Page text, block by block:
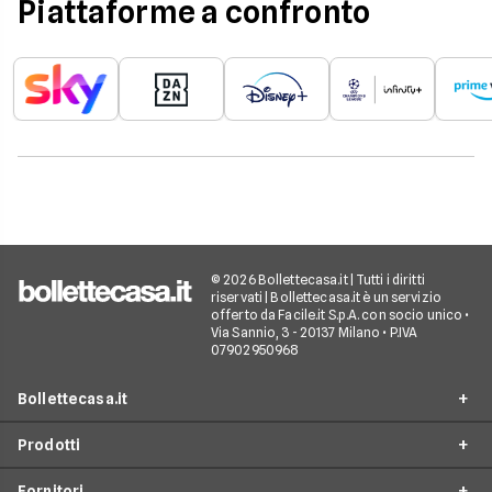
intrattenimento.
Piattaforme a confronto
© 2026 Bollettecasa.it | Tutti i diritti
riservati | Bollettecasa.it è un servizio
offerto da Facile.it S.p.A. con socio unico •
Via Sannio, 3 - 20137 Milano • P.IVA
07902950968
Bollettecasa.it
Prodotti